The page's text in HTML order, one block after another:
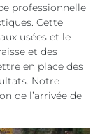
professionnelle
Cette
usées et le
et des
en place des
Notre
de l’arrivée de